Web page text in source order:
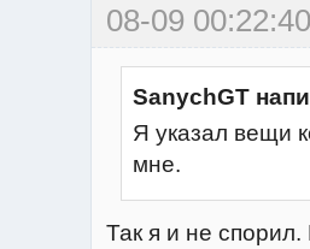
08-09
SanychGT
Я указал вещи
мне.
Так я и не